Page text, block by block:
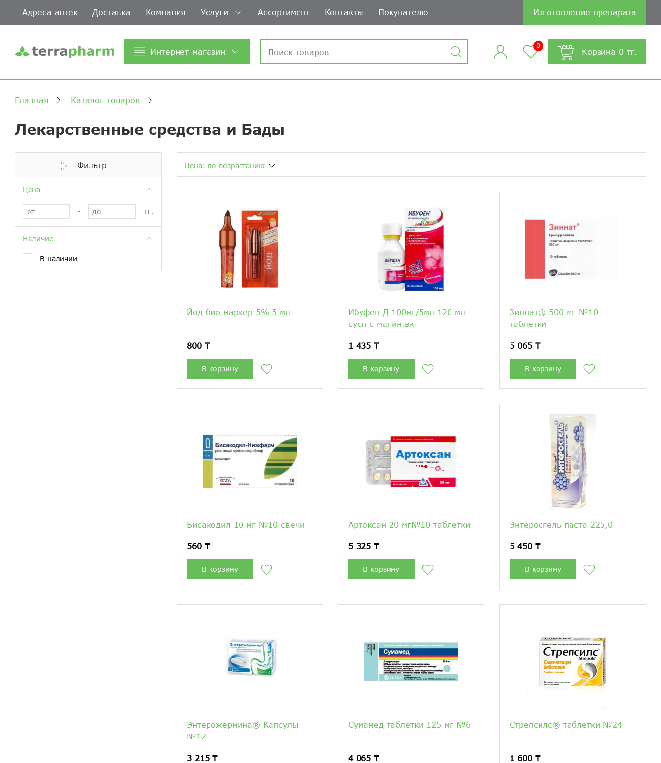
Адреса аптек Доставка Компания Услуги Ассортимент Контакты Покупателю Изготовление препарата
Интернет-магазин
0
Корзина 0 тг.
Главная Каталог товаров
Лекарственные средства и Бады
Фильтр
Цена
- тг.
Наличие
В наличии
Цена: по возрастанию
Йод био маркер 5% 5 мл
800 ₸
В корзину
Ибуфен Д 100мг/5мл 120 мл
сусп с малин.вк
1 435 ₸
В корзину
Зиннат® 500 мг №10
таблетки
5 065 ₸
В корзину
Бисакодил 10 мг №10 свечи
560 ₸
В корзину
Артоксан 20 мг№10 таблетки
5 325 ₸
В корзину
Энтеросгель паста 225,0
5 450 ₸
В корзину
Энтерожермина® Капсулы
№12
3 215 ₸
Сумамед таблетки 125 мг №6
4 065 ₸
Стрепсилс® таблетки №24
1 600 ₸